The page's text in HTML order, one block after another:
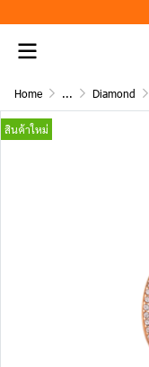
Home ... Diamond
สินค้าใหม่